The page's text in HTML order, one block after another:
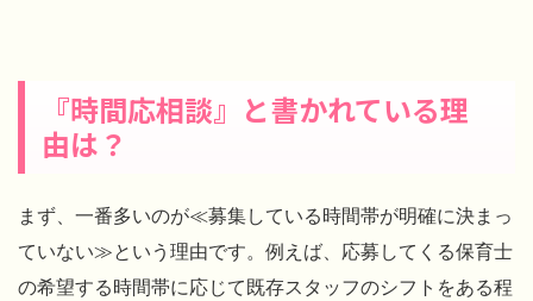
『時間応相談』と書かれている理
由は？
まず、一番多いのが≪募集している時間帯が明確に決まっ
ていない≫という理由です。例えば、応募してくる保育士
の希望する時間帯に応じて既存スタッフのシフトをある程